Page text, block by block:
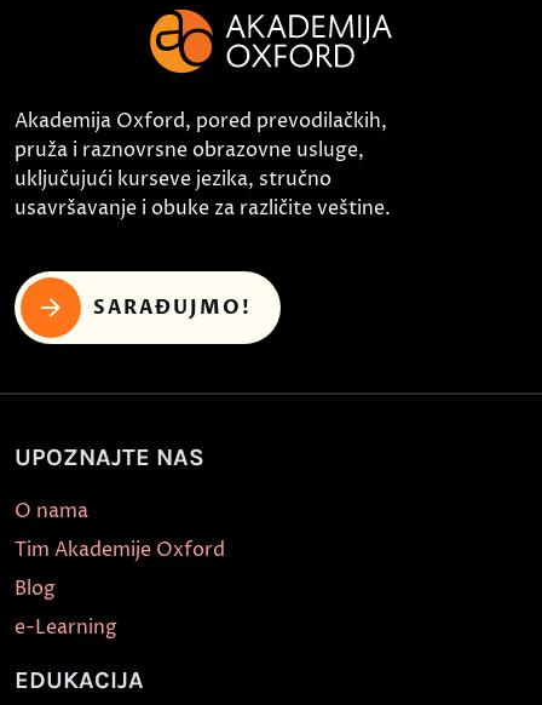
Akademija Oxford, pored prevodilačkih,
pruža i raznovrsne obrazovne usluge,
uključujući kurseve jezika, stručno
usavršavanje i obuke za različite veštine.
SARAĐUJMO!
UPOZNAJTE NAS
O nama
Tim Akademije Oxford
Blog
e-Learning
EDUKACIJA